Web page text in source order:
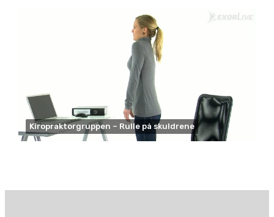
Kiropraktorgruppen – Rulle på skuldrene